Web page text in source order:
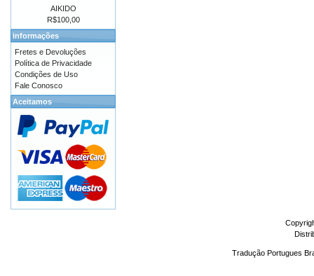
AIKIDO
R$100,00
informações
Fretes e Devoluções
Política de Privacidade
Condições de Uso
Fale Conosco
Aceitamos
Tradução Portugues